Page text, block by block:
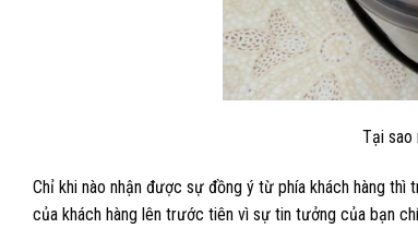
Tại sao
Chỉ khi nào nhận được sự đồng ý từ phía khách hàng thì
của khách hàng lên trước tiên vì sự tin tưởng của bạn